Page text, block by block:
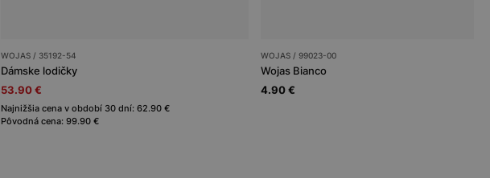
WOJAS / 35192-54
Dámske lodičky
53.90 €
Najnižšia cena v období 30 dní: 62.90 €
Pôvodná cena: 99.90 €
WOJAS / 99023-00
Wojas Bianco
4.90 €